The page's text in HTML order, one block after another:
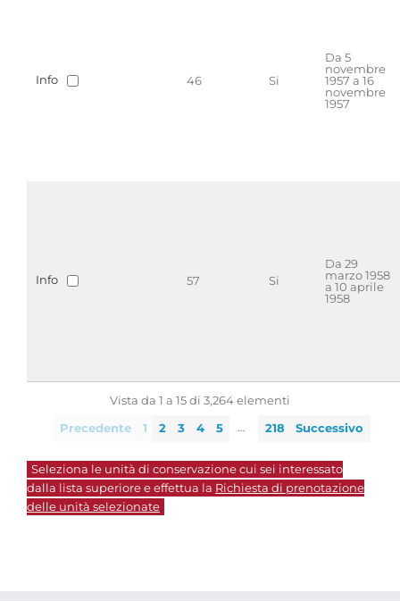
Info 46 Si
Da 5
novembre
1957 a 16
novembre
1957
Info 57 Si
Da 29
marzo 1958
a 10 aprile
1958
Vista da 1 a 15 di 3,264 elementi
Precedente 1 2 3 4 5 … 218 Successivo
Seleziona le unità di conservazione cui sei interessato
dalla lista superiore e effettua la Richiesta di prenotazione
delle unità selezionate